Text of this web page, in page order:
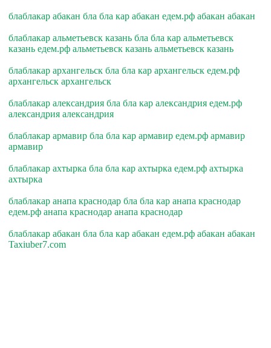
блаблакар абакан бла бла кар абакан едем.рф абакан абакан
блаблакар альметьевск казань бла бла кар альметьевск
казань едем.рф альметьевск казань альметьевск казань
блаблакар архангельск бла бла кар архангельск едем.рф
архангельск архангельск
блаблакар александрия бла бла кар александрия едем.рф
александрия александрия
блаблакар армавир бла бла кар армавир едем.рф армавир
армавир
блаблакар ахтырка бла бла кар ахтырка едем.рф ахтырка
ахтырка
блаблакар анапа краснодар бла бла кар анапа краснодар
едем.рф анапа краснодар анапа краснодар
блаблакар абакан бла бла кар абакан едем.рф абакан абакан
Taxiuber7.com